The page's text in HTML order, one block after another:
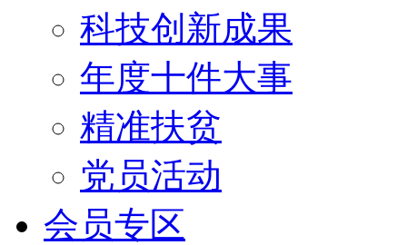
科技创新成果
年度十件大事
精准扶贫
党员活动
会员专区